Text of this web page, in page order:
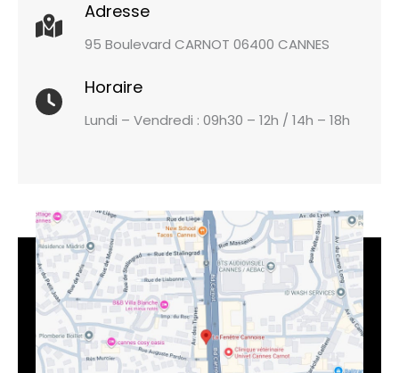
Adresse
95 Boulevard CARNOT 06400 CANNES
Horaire
Lundi – Vendredi : 09h30 – 12h / 14h – 18h